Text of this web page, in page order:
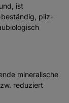
ist
pilz-
mineralische
reduziert